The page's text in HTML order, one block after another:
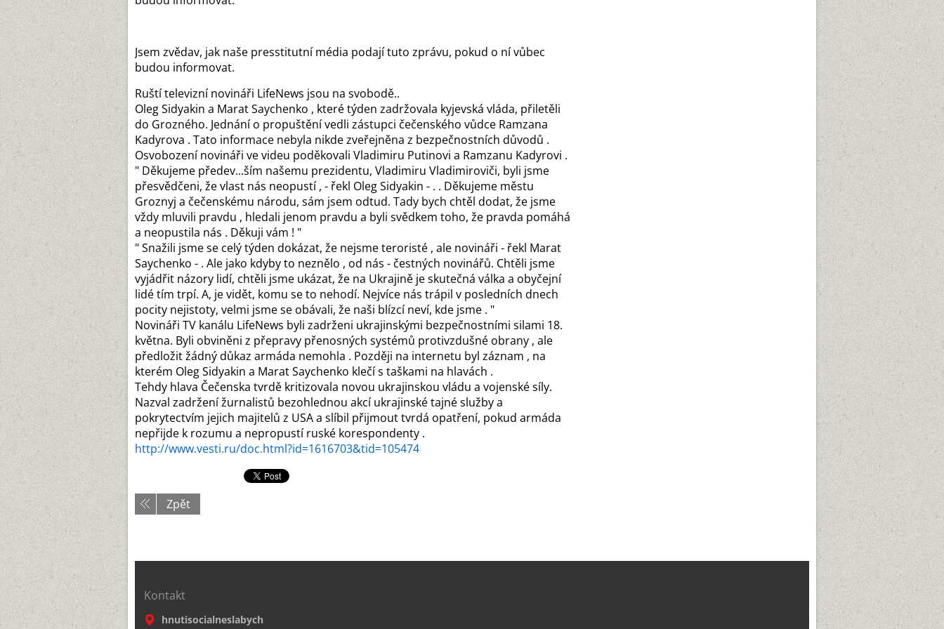
Jsem zvědav, jak naše presstitutní média podají tuto zprávu, pokud o ní vůbec
budou informovat.
Ruští televizní novináři LifeNews jsou na svobodě..
Oleg Sidyakin a Marat Saychenko , které týden zadržovala kyjevská vláda, přiletěli
do Grozného. Jednání o propuštění vedli zástupci čečenského vůdce Ramzana
Kadyrova . Tato informace nebyla nikde zveřejněna z bezpečnostních důvodů .
Osvobození novináři ve videu poděkovali Vladimiru Putinovi a Ramzanu Kadyrovi .
" Děkujeme předev...ším našemu prezidentu, Vladimiru Vladimiroviči, byli jsme
přesvědčeni, že vlast nás neopustí , - řekl Oleg Sidyakin - . . Děkujeme městu
Groznyj a čečenskému národu, sám jsem odtud. Tady bych chtěl dodat, že jsme
vždy mluvili pravdu , hledali jenom pravdu a byli svědkem toho, že pravda pomáhá
a neopustila nás . Děkuji vám ! "
" Snažili jsme se celý týden dokázat, že nejsme teroristé , ale novináři - řekl Marat
Saychenko - . Ale jako kdyby to neznělo , od nás - čestných novinářů. Chtěli jsme
vyjádřit názory lidí, chtěli jsme ukázat, že na Ukrajině je skutečná válka a obyčejní
lidé tím trpí. A, je vidět, komu se to nehodí. Nejvíce nás trápil v posledních dnech
pocity nejistoty, velmi jsme se obávali, že naši blízcí neví, kde jsme . "
Novináři TV kanálu LifeNews byli zadrženi ukrajinskými bezpečnostními silami 18.
května. Byli obviněni z přepravy přenosných systémů protivzdušné obrany , ale
předložit žádný důkaz armáda nemohla . Později na internetu byl záznam , na
kterém Oleg Sidyakin a Marat Saychenko klečí s taškami na hlavách .
Tehdy hlava Čečenska tvrdě kritizovala novou ukrajinskou vládu a vojenské síly.
Nazval zadržení žurnalistů bezohlednou akcí ukrajinské tajné služby a
pokrytectvím jejich majitelů z USA a slíbil přijmout tvrdá opatření, pokud armáda
nepřijde k rozumu a nepropustí ruské korespondenty .
http://www.vesti.ru/doc.html?id=1616703&tid=105474
Zpět
Kontakt
hnutisocialneslabych